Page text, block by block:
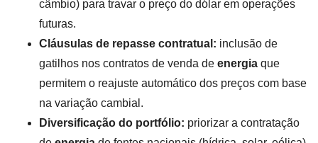
câmbio) para travar o preço do dólar em operações
futuras.
Cláusulas de repasse contratual: inclusão de
gatilhos nos contratos de venda de energia que
permitem o reajuste automático dos preços com base
na variação cambial.
Diversificação do portfólio: priorizar a contratação